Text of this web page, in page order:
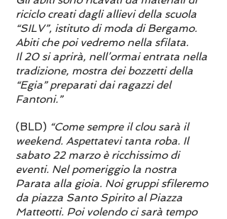
riciclo creati dagli allievi della scuola
“SILV”, istituto di moda di Bergamo.
Abiti che poi vedremo nella sfilata.
Il 20 si aprirà, nell’ormai entrata nella
tradizione, mostra dei bozzetti della
“Egia” preparati dai ragazzi del
Fantoni.”
(BLD) “Come sempre il clou sarà il
weekend. Aspettatevi tanta roba. Il
sabato 22 marzo è ricchissimo di
eventi. Nel pomeriggio la nostra
Parata alla gioia. Noi gruppi sfileremo
da piazza Santo Spirito al Piazza
Matteotti. Poi volendo ci sarà tempo